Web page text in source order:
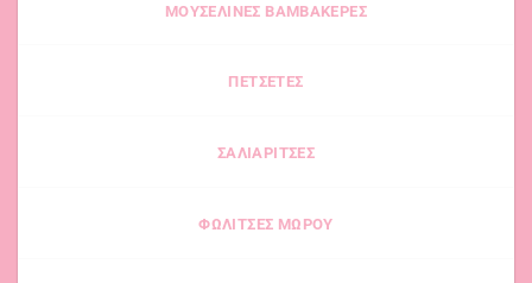
ΜΟΥΣΕΛΙΝΕΣ ΒΑΜΒΑΚΕΡΕΣ
ΠΕΤΣΕΤΕΣ
ΣΑΛΙΑΡΙΤΣΕΣ
ΦΩΛΙΤΣΕΣ ΜΩΡΟΥ